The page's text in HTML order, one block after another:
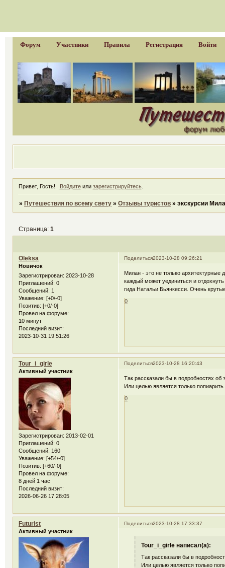
Форум Участники Правила Регистрация Войти
Привет, Гость! Войдитеили зарегистрируйтесь.
»Путешествия по всему свету »Отзывы туристов »экскурсии
Страница:1
Поделиться2023-10-28 09:26:21
Oleksа
Новичок
Зарегистрирован: 2023-10-28
Приглашений: 0
Сообщений: 1
Уважение: [+0/-0]
Позитив: [+0/-0]
Провел на форуме:
10 минут
Последний визит:
2023-10-31 19:51:26
Милан - это не только архитектурные
каждый может уединиться и
гида Натальи Бьянкесси. Очень
0
Поделиться2023-10-28 16:20:43
Tour_i_girle
Активный участник
Зарегистрирован: 2013-02-01
Приглашений: 0
Сообщений: 160
Уважение: [+54/-0]
Позитив: [+60/-0]
Провел на форуме:
8 дней 1 час
Последний визит:
2026-06-26 17:28:05
Так рассказали бы в подробностях
Или целью является только попиарить
0
Поделиться2023-10-28 17:33:37
Futurist
Активный участник
Tour_i_girle написал(а):
Так рассказали бы в
Или целью является только